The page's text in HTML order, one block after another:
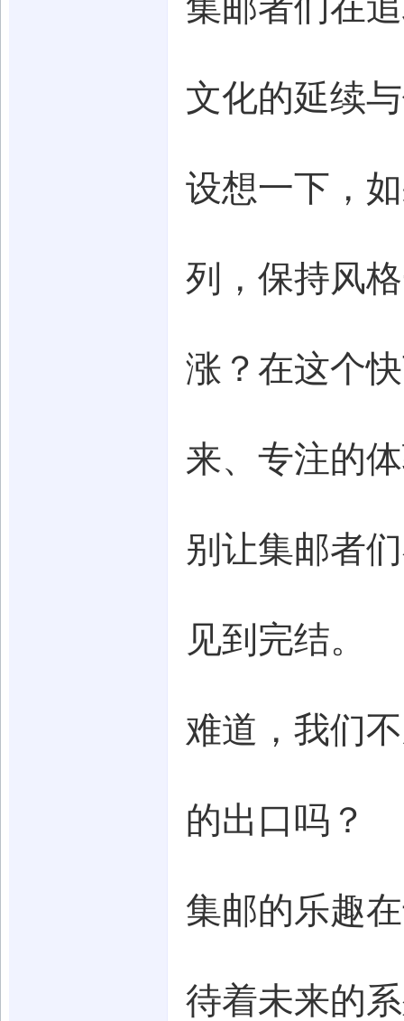
文化的延续
设想一下，
列，保持风
涨？在这个
来、专注的
别让集邮者
见到完结。
难道，我们
的出口吗？
集邮的乐趣
待着未来的